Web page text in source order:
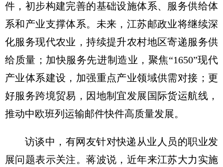
件，初步构建完善的基础设施体系、服务供给体
系和产业支撑体系。未来，江苏邮政业将继续深
化服务现代农业，持续提升农村地区寄递服务供
给质量；加快服务先进制造业，聚焦“1650”现代
产业体系建设，加强重点产业领域供需对接；更
好服务跨境贸易，因地制宜发展国际货运航线，
推动中欧班列运输邮件快件高质量发展。
访谈中，有网友针对快递从业人员的职业发
展问题表示关注。蒋波说，近年来江苏大力实施